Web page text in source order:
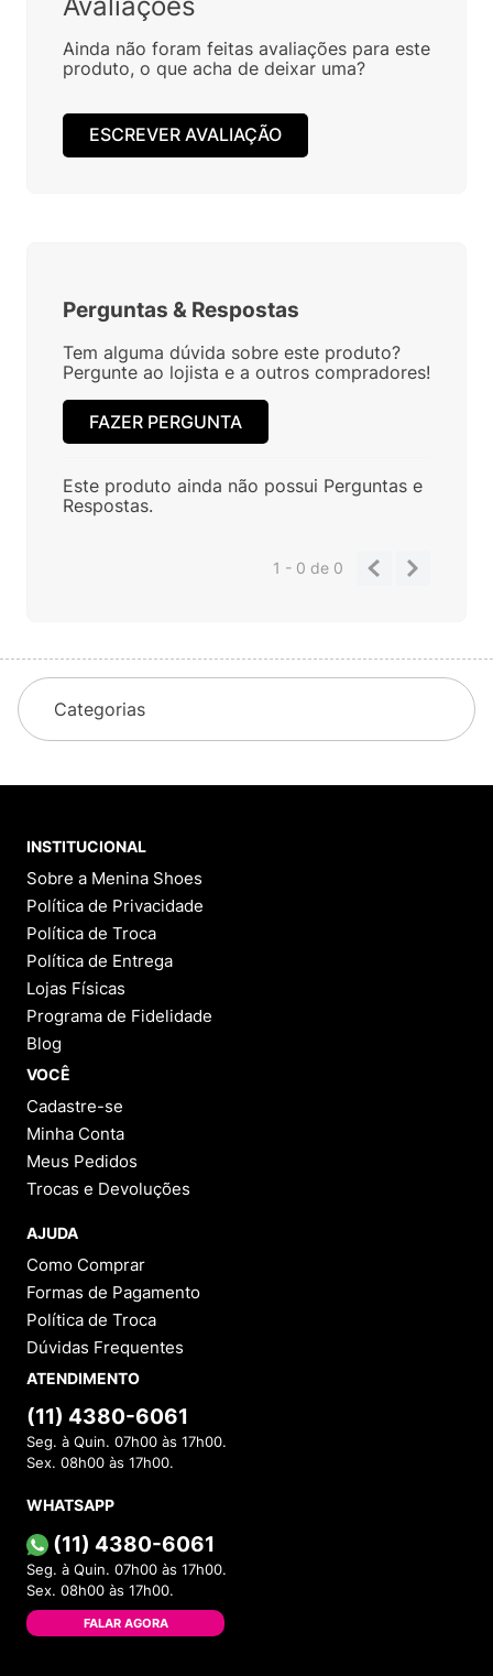
Ainda não foram feitas avaliações para este
produto, o que acha de deixar uma?
ESCREVER AVALIAÇÃO
Perguntas & Respostas
Tem alguma dúvida sobre este produto?
Pergunte ao lojista e a outros compradores!
FAZER PERGUNTA
Este produto ainda não possui Perguntas e
Respostas.
1 - 0de 0
Categorias
INSTITUCIONAL
Sobre a Menina Shoes
Política de Privacidade
Política de Troca
Política de Entrega
Lojas Físicas
Programa de Fidelidade
Blog
VOCÊ
Cadastre-se
Minha Conta
Meus Pedidos
Trocas e Devoluções
AJUDA
Como Comprar
Formas de Pagamento
Política de Troca
Dúvidas Frequentes
ATENDIMENTO
(11) 4380-6061
Seg. à Quin. 07h00 às 17h00.
Sex. 08h00 às 17h00.
WHATSAPP
(11) 4380-6061
Seg. à Quin. 07h00 às 17h00.
Sex. 08h00 às 17h00.
FALAR AGORA